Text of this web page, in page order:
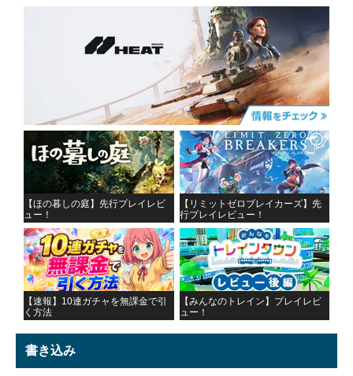
【ほの暮しの庭】先行プレイレビ
ュー！
【リミットゼロブレイカーズ】先
行プレイレビュー！
【速報】10連ガチャを無課金で引
く方法
【みんなのトレイン】プレイレビ
ュー！
書き込み